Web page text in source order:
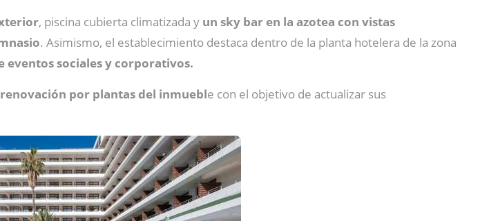
, piscina cubierta climatizada y un sky bar en la azotea con vistas
. Asimismo, el establecimiento destaca dentro de la planta hotelera de la zona
eventos sociales y corporativos.
renovación por plantas del inmueble con el objetivo de actualizar sus